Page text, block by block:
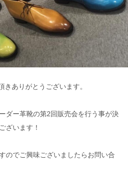
きありがとうございます。
ダー革靴の第2回販売会を行う事が決
ざいます！
のでご興味ございましたらお問い合